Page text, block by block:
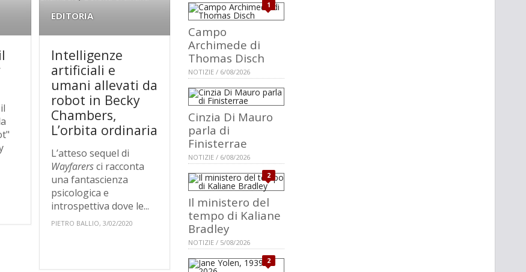
EDITORIA
Intelligenze
artificiali e
umani allevati da
robot in Becky
Chambers,
L’orbita ordinaria
L’atteso sequel di
Wayfarersci racconta
una fantascienza
psicologica e
introspettiva dove le...
PIETRO BALLIO, 3/02/2020
1
Campo
Archimede di
Thomas Disch
NOTIZIE / 6/08/2026
Cinzia Di Mauro
parla di
Finisterrae
NOTIZIE / 6/08/2026
2
Il ministero del
tempo di Kaliane
Bradley
NOTIZIE / 5/08/2026
2